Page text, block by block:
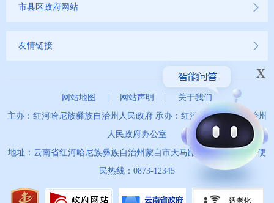
市县区政府网站
友情链接
网站地图 网站声明
关于我们
主办：红河哈尼族彝族自治州人民政府 承办：红河哈尼族彝族自治州
人民政府办公室
地址：云南省红河哈尼族彝族自治州蒙自市天马路67号 政务服务便
民热线：0873-12345
x